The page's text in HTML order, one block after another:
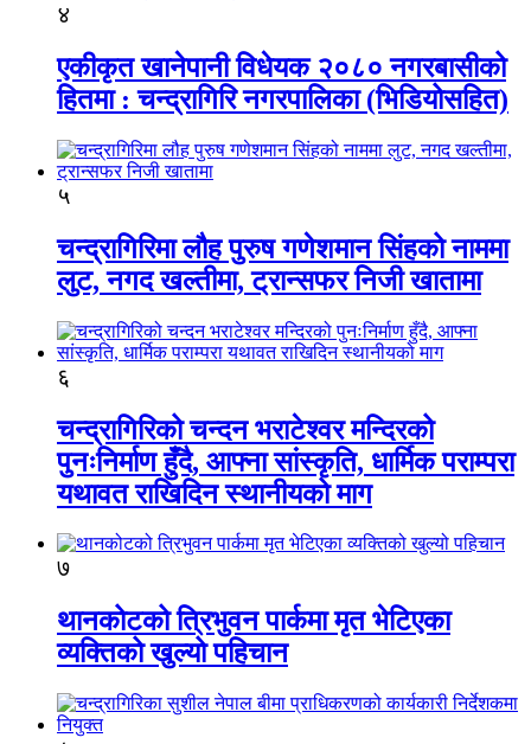
४
एकीकृत खानेपानी विधेयक २०८० नगरबासीको
हितमा : चन्द्रागिरि नगरपालिका (भिडियोसहित)
५
चन्द्रागिरिमा लौह पुरुष गणेशमान सिंहको नाममा
लुट, नगद खल्तीमा, ट्रान्सफर निजी खातामा
६
चन्द्रागिरिको चन्दन भराटेश्वर मन्दिरको
पुनःनिर्माण हुँदै, आफ्ना सांस्कृति, धार्मिक पराम्परा
यथावत राखिदिन स्थानीयको माग
७
थानकोटको त्रिभुवन पार्कमा मृत भेटिएका
व्यक्तिको खुल्यो पहिचान